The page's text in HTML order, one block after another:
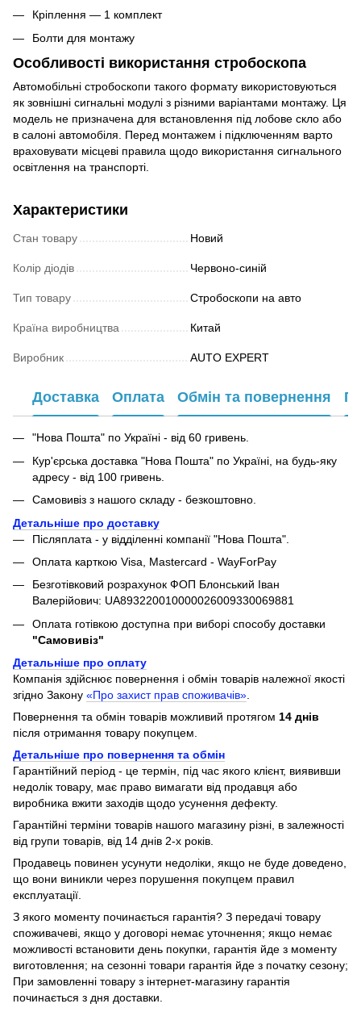
Кріплення — 1 комплект
Болти для монтажу
Особливості використання стробоскопа
Автомобільні стробоскопи такого формату використовуються
як зовнішні сигнальні модулі з різними варіантами монтажу. Ця
модель не призначена для встановлення під лобове скло або
в салоні автомобіля. Перед монтажем і підключенням варто
враховувати місцеві правила щодо використання сигнального
освітлення на транспорті.
Характеристики
Стан товару Новий
Колір діодів Червоно-синій
Тип товару Стробоскопи на авто
Країна виробництва Китай
Виробник AUTO EXPERT
Доставка Оплата Обмін та повернення
"Нова Пошта" по Україні - від 60 гривень.
Кур'єрська доставка "Нова Пошта" по Україні, на будь-яку
адресу - від 100 гривень.
Самовивіз з нашого складу - безкоштовно.
Детальніше про доставку
Післяплата - у відділенні компанії "Нова Пошта".
Оплата карткою Visa, Mastercard - WayForPay
Безготівковий розрахунок ФОП Блонський Іван
Валерійович: UA893220010000026009330069881
Оплата готівкою доступна при виборі способу доставки
"Самовивіз"
Детальніше про оплату
Компанія здійснює повернення і обмін товарів належної якості
згідно Закону «Про захист прав споживачів»
Повернення та обмін товарів можливий протягом 14 днів
після отримання товару покупцем.
Детальніше про повернення та обмін
Гарантійний період - це термін, під час якого клієнт, виявивши
недолік товару, має право вимагати від продавця або
виробника вжити заходів щодо усунення дефекту.
Гарантійні терміни товарів нашого магазину різні, в залежності
від групи товарів, від 14 днів 2-х років.
Продавець повинен усунути недоліки, якщо не буде доведено,
що вони виникли через порушення покупцем правил
експлуатації.
З якого моменту починається гарантія? З передачі товару
споживачеві, якщо у договорі немає уточнення; якщо немає
можливості встановити день покупки, гарантія йде з моменту
виготовлення; на сезонні товари гарантія йде з початку сезону;
При замовленні товару з інтернет-магазину гарантія
починається з дня доставки.